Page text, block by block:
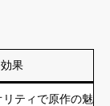
効果
ティで原作の魅